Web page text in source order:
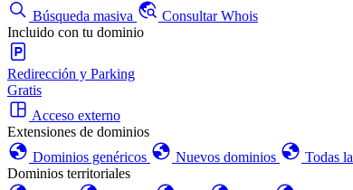
Búsqueda masiva
Consultar Whois
Incluido con tu dominio
Redirección y Parking
Gratis
Acceso externo
Extensiones de dominios
Dominios genéricos
Nuevos dominios
Todas
Dominios territoriales